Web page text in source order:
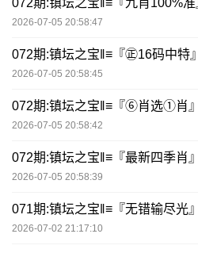
072期:镇坛之宝‖≡『九肖100%
2026-07-05 20:58:47
072期:镇坛之宝‖≡『㊣16码中特
2026-07-05 20:58:45
072期:镇坛之宝‖≡『⑥肖选①肖
2026-07-05 20:58:42
072期:镇坛之宝‖≡『最新四季肖
2026-07-05 20:58:39
071期:镇坛之宝‖≡『无错输尽光
2026-07-02 21:17:10